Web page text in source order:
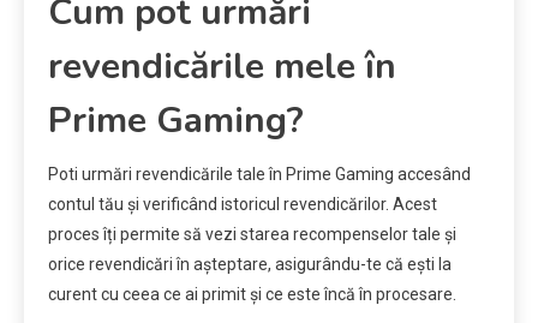
Cum pot urmări
revendicările mele în
Prime Gaming?
Poti urmări revendicările tale în Prime Gaming accesând
contul tău și verificând istoricul revendicărilor. Acest
proces îți permite să vezi starea recompenselor tale și
orice revendicări în așteptare, asigurându-te că ești la
curent cu ceea ce ai primit și ce este încă în procesare.